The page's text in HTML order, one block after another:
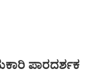
ಪಾರದರ್ಶಕ